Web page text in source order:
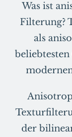
Was ist
Filterung?
als
der